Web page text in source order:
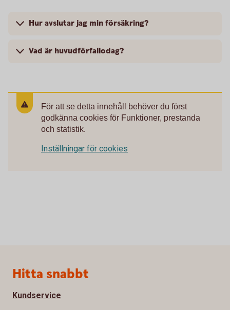
Hur avslutar jag min försäkring?
Vad är huvudförfallodag?
För att se detta innehåll behöver du först
godkänna cookies för Funktioner, prestanda
och statistik.
Inställningar för cookies
Sidfot
Hitta snabbt
Kundservice